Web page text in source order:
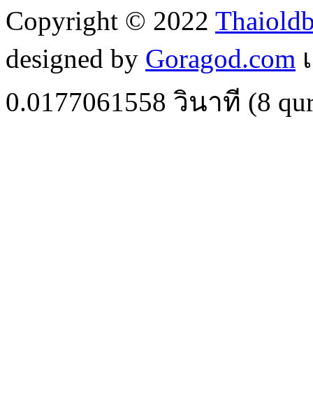
Copyright © 2022
designed by Goragod.com
0.0177061558 วินาที (8